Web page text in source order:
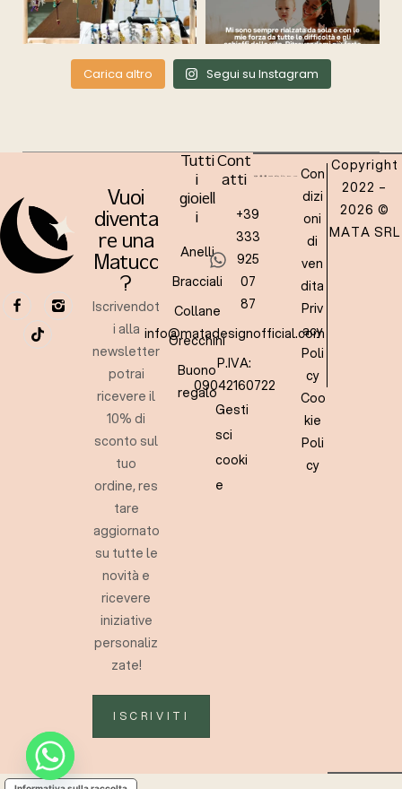
Carica altro Segui su Instagram
Vuoi
diventa
re una
Matucc
?
Iscrivendot
i alla
newsletter
potrai
ricevere il
10% di
sconto sul
tuo
ordine, res
tare
aggiornato
su tutte le
novità e
ricevere
iniziative
personaliz
zate!
ISCRIVITI
Tutti
i
gioiell
i
Anelli
Bracciali
Collane
Orecchini
Buono
regalo
Cont
atti
+39
333
925
07
87
info@matadesignofficial.com
P.IVA:
09042160722
Gesti
sci
cooki
e
Con
dizi
oni
di
ven
dita
Priv
acy
Poli
cy
Coo
kie
Poli
cy
Copyright
2022 –
2026 ©
MATA SRL